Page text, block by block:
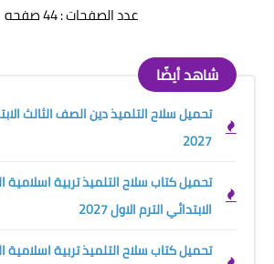
عدد الصفحات : 44 صفحه
شاهد أيضًا
تحميل سلاح التلميذ دين الصف الثالث
2027
تحميل كتاب سلاح التلميذ تربية اسلامية
الابتدائي الترم الاول 2027
تحميل كتاب سلاح التلميذ تربية